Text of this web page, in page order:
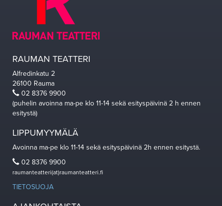
RAUMAN TEATTERI
Alfredinkatu 2
26100 Rauma
02 8376 9900
(puhelin avoinna ma-pe klo 11-14 sekä esityspäivinä 2 h ennen
esitystä)
LIPPUMYYMÄLÄ
Avoinna ma-pe klo 11-14 sekä esityspäivinä 2h ennen esitystä.
02 8376 9900
raumanteatteri(at)raumanteatteri.fi
TIETOSUOJA